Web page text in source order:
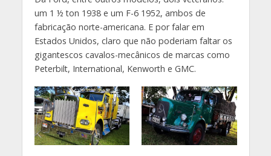
um 1 ½ ton 1938 e um F-6 1952, ambos de
fabricação norte-americana. E por falar em
Estados Unidos, claro que não poderiam faltar os
gigantescos cavalos-mecânicos de marcas como
Peterbilt, International, Kenworth e GMC.